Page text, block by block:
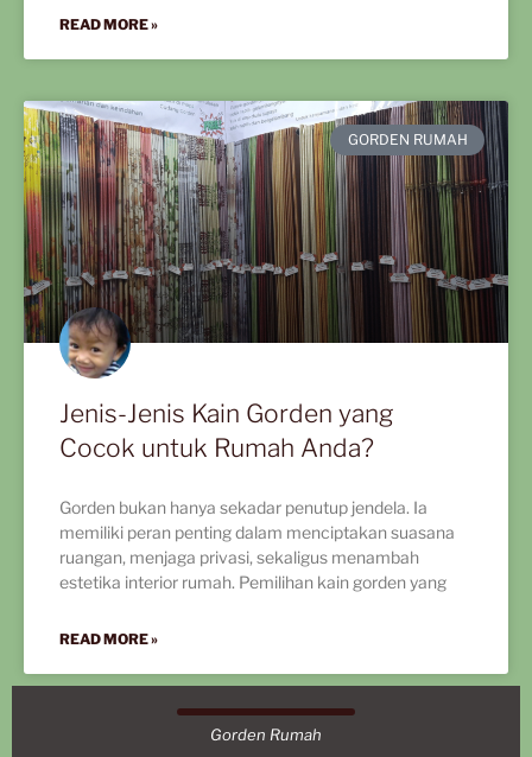
READ MORE »
GORDEN RUMAH
Jenis-Jenis Kain Gorden yang
Cocok untuk Rumah Anda?
Gorden bukan hanya sekadar penutup jendela. Ia
memiliki peran penting dalam menciptakan suasana
ruangan, menjaga privasi, sekaligus menambah
estetika interior rumah. Pemilihan kain gorden yang
READ MORE »
Gorden Rumah